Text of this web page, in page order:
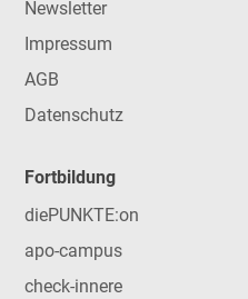
Newsletter
Impressum
AGB
Datenschutz
Fortbildung
diePUNKTE:on
apo-campus
check-innere